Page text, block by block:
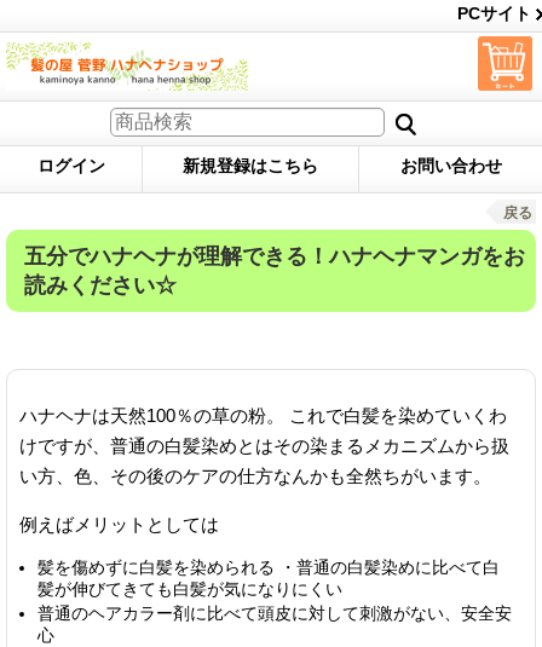
PCサイト
ログイン 新規登録はこちら お問い合わせ
五分でハナヘナが理解できる！ハナヘナマンガをお
読みください☆
戻る
ハナヘナは天然100％の草の粉。 これで白髪を染めていくわ
けですが、普通の白髪染めとはその染まるメカニズムから扱
い方、色、その後のケアの仕方なんかも全然ちがいます。
例えばメリットとしては
髪を傷めずに白髪を染められる ・普通の白髪染めに比べて白
髪が伸びてきても白髪が気になりにくい
普通のヘアカラー剤に比べて頭皮に対して刺激がない、安全安
心